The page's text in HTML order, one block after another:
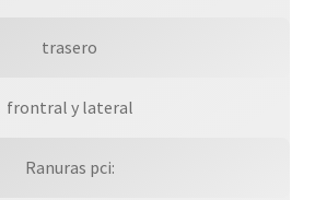
trasero
frontral y lateral
Ranuras pci: